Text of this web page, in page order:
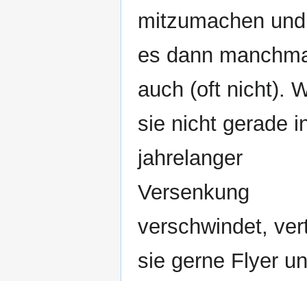
mitzumachen
es dann
auch (oft nicht).
sie nicht gerade
jahrelanger
Versenkung
verschwindet,
sie gerne Flyer